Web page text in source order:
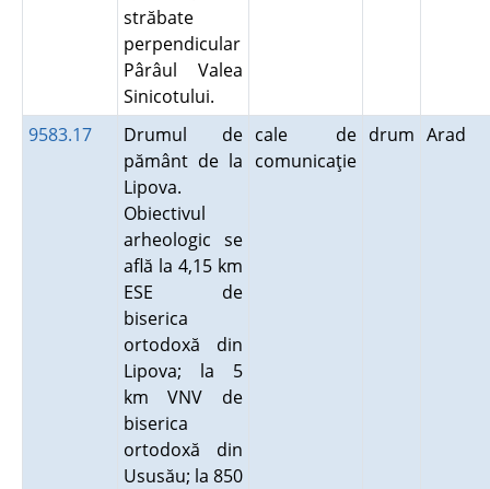
străbate
perpendicular
Pârâul Valea
Sinicotului.
9583.17
Drumul de
pământ de la
Lipova.
Obiectivul
arheologic se
află la 4,15 km
ESE de
biserica
ortodoxă din
Lipova; la 5
km VNV de
biserica
ortodoxă din
Ususău; la 850
cale de
comunicaţie
drum Arad